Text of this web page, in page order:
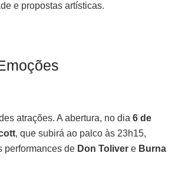
e propostas artísticas.
atrações. A abertura, no dia 6 de
, que subirá ao palco às 23h15,
performances de Don Toliver e Burna